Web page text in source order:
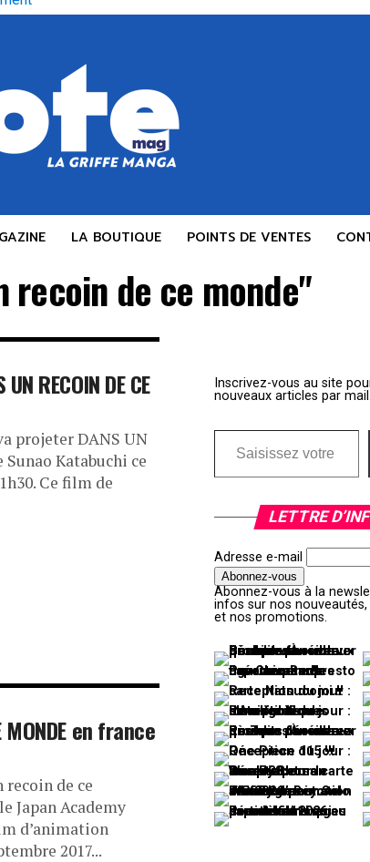
LA BOUTIQUE POINTS DE VENTES
recoin de ce monde"
RECOIN DE CE
projeter DANS UN
Sunao Katabuchi ce
Ce film de
MONDE en france
recoin de ce
Japan Academy
d’animation
2017...
Inscrivez-vous au site
nouveaux articles par mail.
Saisissez votre adresse e-mail…
LETTRE
Adresse e-mail
Abonnez-vous à la
infos sur nos
et nos promotions.